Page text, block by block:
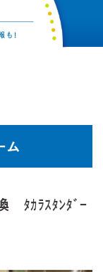
ム
ﾀｶﾗｽﾀﾝﾀﾞｰ